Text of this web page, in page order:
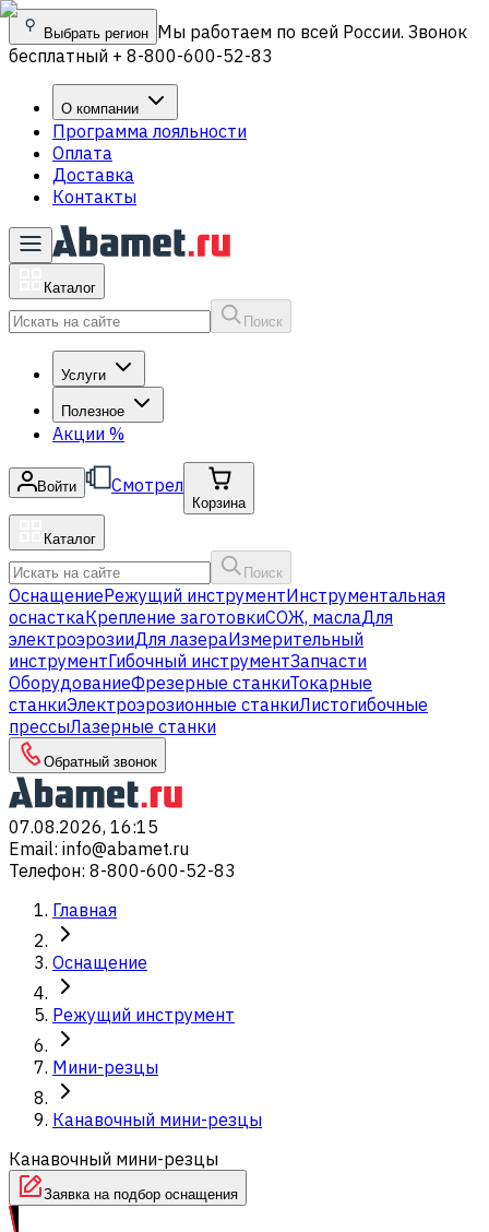
Выбрать регион Мы работаем по всей России. Звонок
бесплатный + 8-800-600-52-83
О компании
Программа лояльности
Оплата
Доставка
Контакты
Каталог
Поиск
Услуги
Полезное
Акции %
Войти Смотрел
Корзина
Каталог
Поиск
ОснащениеРежущий инструментИнструментальная
оснасткаКрепление заготовкиСОЖ, маслаДля
электроэрозииДля лазераИзмерительный
инструментГибочный инструментЗапчасти
ОборудованиеФрезерные станкиТокарные
станкиЭлектроэрозионные станкиЛистогибочные
прессыЛазерные станки
Обратный звонок
07.08.2026, 16:15
Email: info@abamet.ru
Телефон: 8-800-600-52-83
Главная
Оснащение
Режущий инструмент
Мини-резцы
Канавочный мини-резцы
Канавочный мини-резцы
Заявка на подбор оснащения